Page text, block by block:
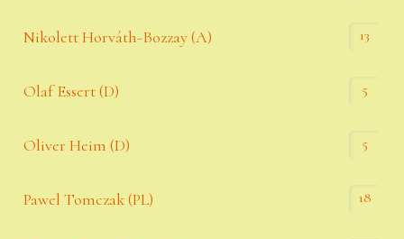
Nikolett Horváth-Bozzay (A) 13
Olaf Essert (D) 5
Oliver Heim (D) 5
Pawel Tomczak (PL) 18